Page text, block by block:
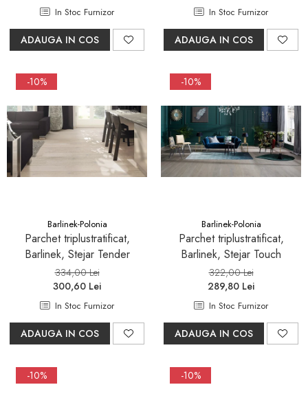
In Stoc Furnizor
ADAUGA IN COS
In Stoc Furnizor
ADAUGA IN COS
-10%
Barlinek-Polonia
Parchet triplustratificat,
Barlinek, Stejar Tender
334,00 Lei
300,60 Lei
In Stoc Furnizor
ADAUGA IN COS
-10%
Barlinek-Polonia
Parchet triplustratificat,
Barlinek, Stejar Touch
322,00 Lei
289,80 Lei
In Stoc Furnizor
ADAUGA IN COS
-10% -10%